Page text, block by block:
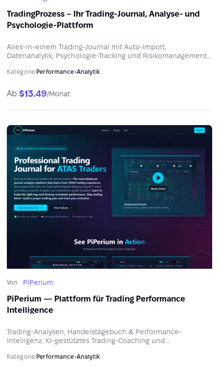
TradingProzess – Ihr Trading-Journal, Analyse- und
Psychologie-Plattform
Alles-in-einem Trading-Journal mit Auto-Import,
Datenanalytik, Psychologie-Tracking und Risikomanagement.
entwickle dich mit echten Daten – nicht mit Vermutungen.
Kategorie:Performance-Analytik
Ab $13.49/Monat
Von PiPerium
PiPerium — Plattform für Trading Performance
Intelligence
Trading-Analysen, Handelstagebuch & Performance-
Intelligenz. KI-gestütztes Trading-Coaching und
Performance.
Kategorie:Performance-Analytik